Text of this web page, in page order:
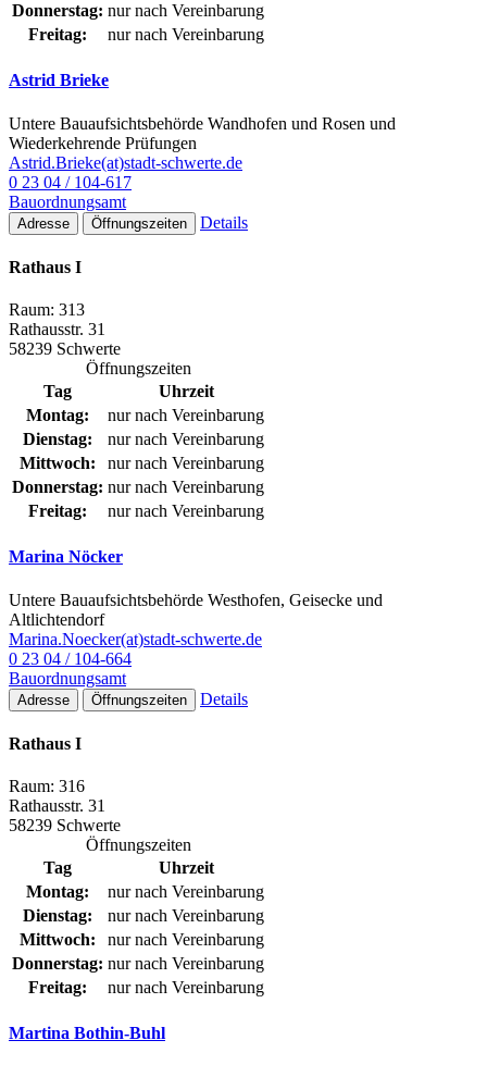
Donnerstag: nur nach Vereinbarung
Freitag:
nur nach Vereinbarung
Astrid Brieke
Untere Bauaufsichtsbehörde Wandhofen und Rosen und
Wiederkehrende Prüfungen
Astrid.Brieke(at)stadt-schwerte.de
0 23 04 / 104-617
Bauordnungsamt
Adresse Öffnungszeiten Details
Rathaus I
Raum: 313
Rathausstr. 31
58239 Schwerte
Öffnungszeiten
Tag
Uhrzeit
Montag:
nur nach Vereinbarung
Dienstag:
nur nach Vereinbarung
Mittwoch:
nur nach Vereinbarung
Donnerstag: nur nach Vereinbarung
Freitag:
nur nach Vereinbarung
Marina Nöcker
Untere Bauaufsichtsbehörde Westhofen, Geisecke und
Altlichtendorf
Marina.Noecker(at)stadt-schwerte.de
0 23 04 / 104-664
Bauordnungsamt
Adresse Öffnungszeiten Details
Rathaus I
Raum: 316
Rathausstr. 31
58239 Schwerte
Öffnungszeiten
Tag
Uhrzeit
Montag:
nur nach Vereinbarung
Dienstag:
nur nach Vereinbarung
Mittwoch:
nur nach Vereinbarung
Donnerstag: nur nach Vereinbarung
Freitag:
nur nach Vereinbarung
Martina Bothin-Buhl